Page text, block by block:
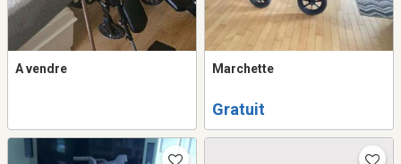
A vendre Marchette
Gratuit